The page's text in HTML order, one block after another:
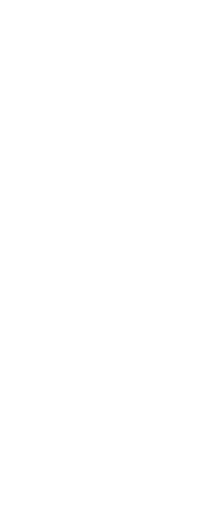
spécialisés
qu’un
soit
genre à